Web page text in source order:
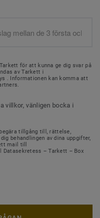
för att kunna ge dig svar på
av Tarkett i
. Informationen kan komma att
villkor, vänligen bocka i
tillgång till, rättelse,
behandlingen av dina uppgifter,
mail till
– Tarkett – Box